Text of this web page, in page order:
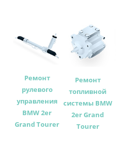
Ремонт
рулевого
управления
BMW 2er
Grand Tourer
Ремонт
топливной
системы BMW
2er Grand
Tourer